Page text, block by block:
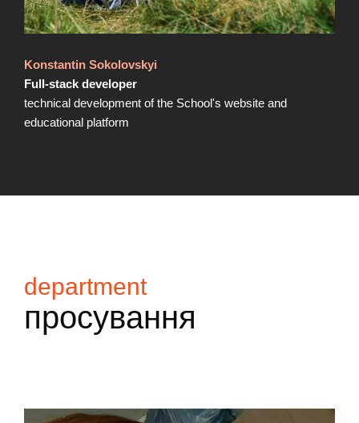
Konstantin Sokolovskyi
Full-stack developer
technical development of the School's website and
educational platform
department
просування